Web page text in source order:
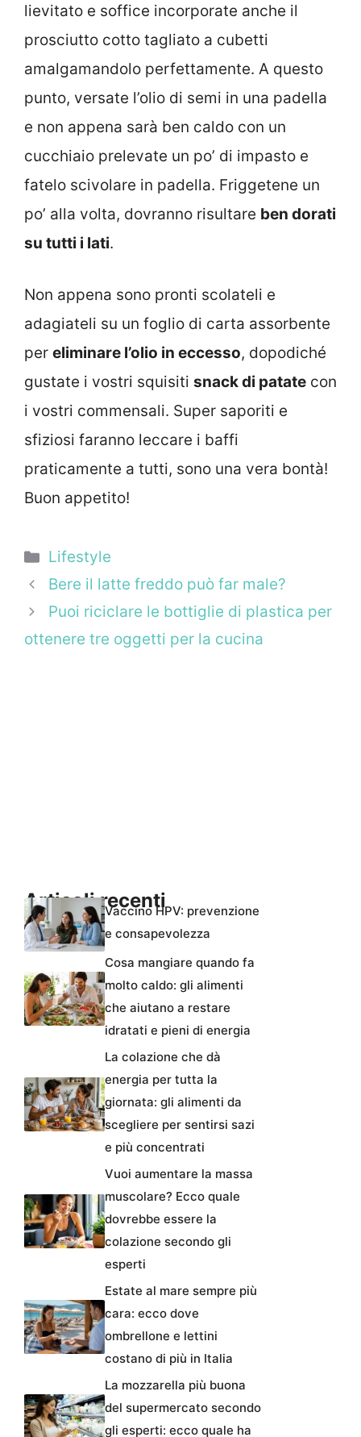
lievitato e soffice incorporate anche il
prosciutto cotto tagliato a cubetti
amalgamandolo perfettamente. A questo
punto, versate l’olio di semi in una padella
e non appena sarà ben caldo con un
cucchiaio prelevate un po’ di impasto e
fatelo scivolare in padella. Friggetene un
po’ alla volta, dovranno risultare ben dorati
su tutti i lati.
Non appena sono pronti scolateli e
adagiateli su un foglio di carta assorbente
per eliminare l’olio in eccesso, dopodiché
gustate i vostri squisiti snack di patate con
i vostri commensali. Super saporiti e
sfiziosi faranno leccare i baffi
praticamente a tutti, sono una vera bontà!
Buon appetito!
Categorie
Lifestyle
Bere il latte freddo può far male?
Puoi riciclare le bottiglie di plastica per
ottenere tre oggetti per la cucina
Articoli recentiVaccino HPV: prevenzione
e consapevolezza
Cosa mangiare quando fa
molto caldo: gli alimenti
che aiutano a restare
idratati e pieni di energia
La colazione che dà
energia per tutta la
giornata: gli alimenti da
scegliere per sentirsi sazi
e più concentrati
Vuoi aumentare la massa
muscolare? Ecco quale
dovrebbe essere la
colazione secondo gli
esperti
Estate al mare sempre più
cara: ecco dove
ombrellone e lettini
costano di più in Italia
La mozzarella più buona
del supermercato secondo
gli esperti: ecco quale ha